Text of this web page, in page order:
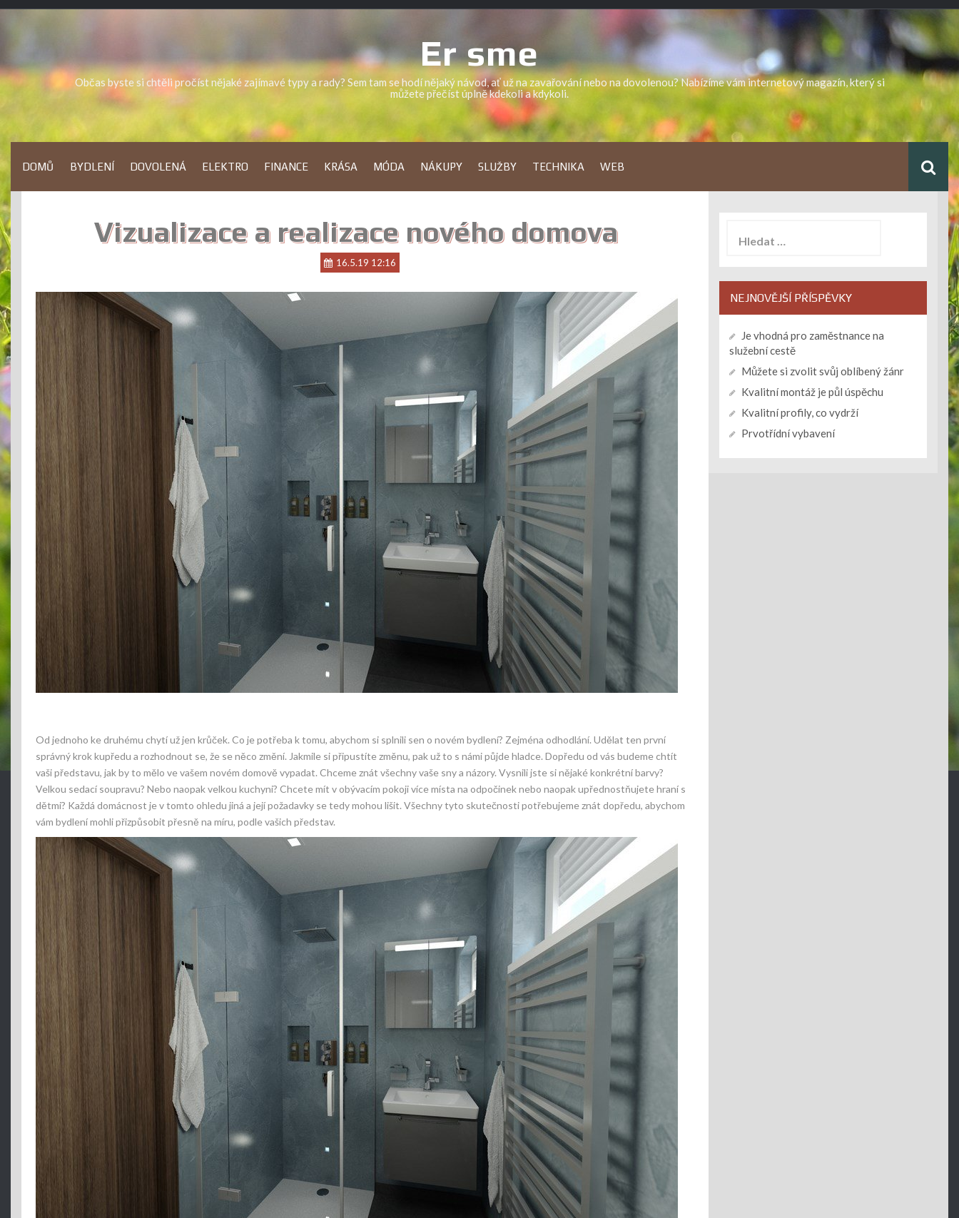
Skip
Er sme
Občas byste si chtěli pročíst nějaké zajímavé typy a rady? Sem tam se hodí nějaký návod, ať už na zavařování nebo na dovolenou? Nabízíme vám internetový magazín, který si
můžete přečíst úplně kdekoli a kdykoli.
DOMŮ BYDLENÍ DOVOLENÁ ELEKTRO FINANCE KRÁSA MÓDA NÁKUPY SLUŽBY TECHNIKA WEB
Vizualizace a realizace nového domova
16.5.19 12:16
Od jednoho ke druhému chytí už jen krůček. Co je potřeba k tomu, abychom si splnili sen o novém bydlení? Zejména odhodlání. Udělat ten první
správný krok kupředu a rozhodnout se, že se něco změní. Jakmile si připustíte změnu, pak už to s námi půjde hladce. Dopředu od vás budeme chtít
vaši představu, jak by to mělo ve vašem novém domově vypadat. Chceme znát všechny vaše sny a názory. Vysnili jste si nějaké konkrétní barvy?
Velkou sedací soupravu? Nebo naopak velkou kuchyni? Chcete mít v obývacím pokoji více místa na odpočinek nebo naopak upřednostňujete hraní s
dětmi? Každá domácnost je v tomto ohledu jiná a její požadavky se tedy mohou lišit. Všechny tyto skutečnosti potřebujeme znát dopředu, abychom
vám bydlení mohli přizpůsobit přesně na míru, podle vašich představ.
NEJNOVĚJŠÍ PŘÍSPĚVKY
Je vhodná pro zaměstnance na
služební cestě
Můžete si zvolit svůj oblíbený žánr
Kvalitní montáž je půl úspěchu
Kvalitní profily, co vydrží
Prvotřídní vybavení